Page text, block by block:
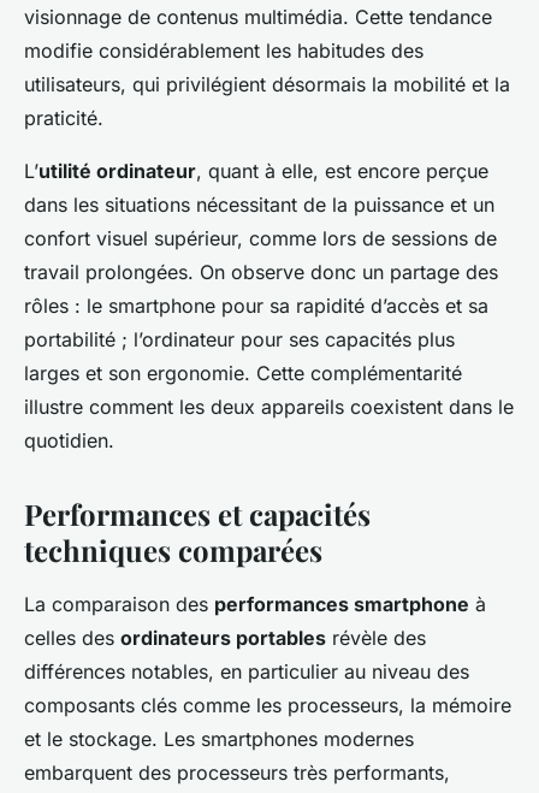
visionnage de contenus multimédia. Cette tendance
modifie considérablement les habitudes des
utilisateurs, qui privilégient désormais la mobilité et la
praticité.
L’utilité ordinateur, quant à elle, est encore perçue
dans les situations nécessitant de la puissance et un
confort visuel supérieur, comme lors de sessions de
travail prolongées. On observe donc un partage des
rôles : le smartphone pour sa rapidité d’accès et sa
portabilité ; l’ordinateur pour ses capacités plus
larges et son ergonomie. Cette complémentarité
illustre comment les deux appareils coexistent dans le
quotidien.
Performances et capacités
techniques comparées
La comparaison des performances smartphone à
celles des ordinateurs portables révèle des
différences notables, en particulier au niveau des
composants clés comme les processeurs, la mémoire
et le stockage. Les smartphones modernes
embarquent des processeurs très performants,